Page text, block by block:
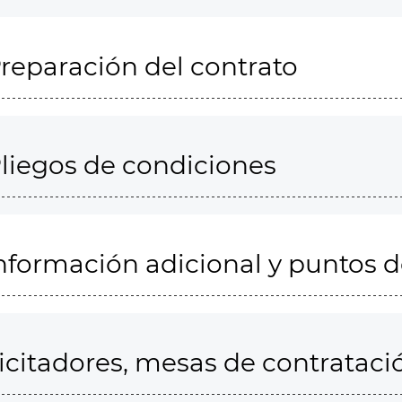
del contrato
de condiciones
adicional y puntos
mesas de